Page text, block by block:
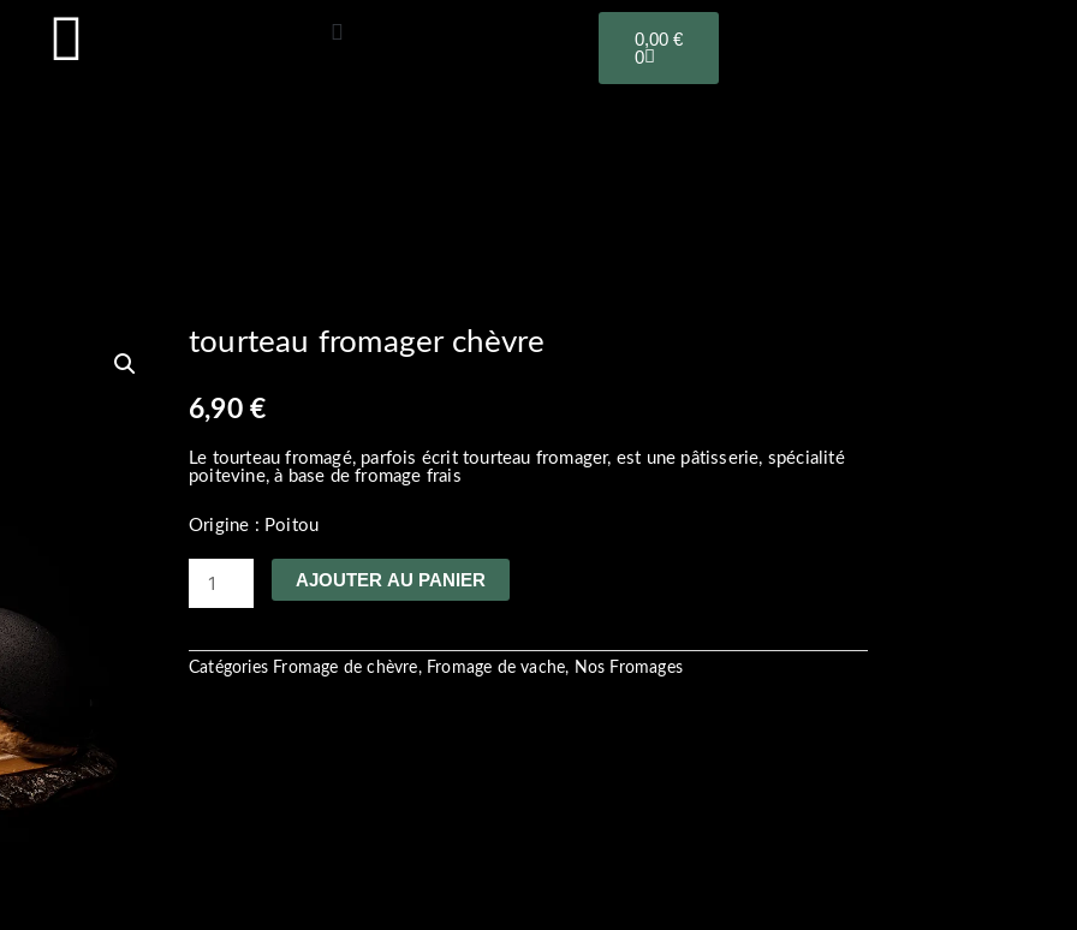
0,00 €
0
tourteau fromager chèvre
6,90 €
Le tourteau fromagé, parfois écrit tourteau fromager, est une pâtisserie, spécialité
poitevine, à base de fromage frais
Origine : Poitou
AJOUTER AU PANIER
Catégories Fromage de chèvre, Fromage de vache, Nos Fromages